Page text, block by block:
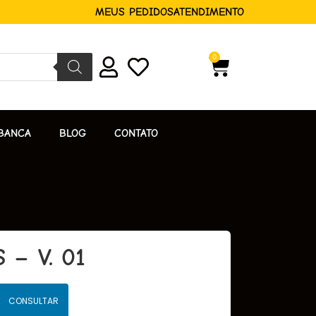
MEUS PEDIDOSATENDIMENTO
0
BLOG CONTATO
– V. 01
CONSULTAR